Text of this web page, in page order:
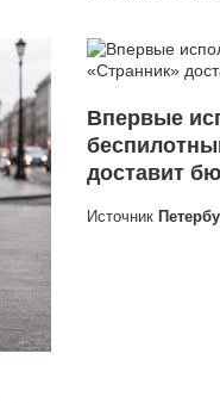
Впервые
доставит
Источник